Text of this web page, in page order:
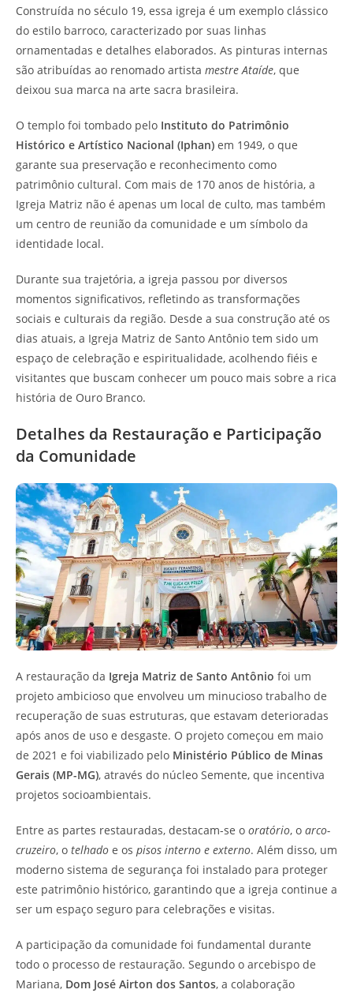
Construída no século 19, essa igreja é um exemplo clássico
do estilo barroco, caracterizado por suas linhas
ornamentadas e detalhes elaborados. As pinturas internas
são atribuídas ao renomado artista mestre Ataíde, que
deixou sua marca na arte sacra brasileira.
O templo foi tombado pelo Instituto do Patrimônio
Histórico e Artístico Nacional (Iphan) em 1949, o que
garante sua preservação e reconhecimento como
patrimônio cultural. Com mais de 170 anos de história, a
Igreja Matriz não é apenas um local de culto, mas também
um centro de reunião da comunidade e um símbolo da
identidade local.
Durante sua trajetória, a igreja passou por diversos
momentos significativos, refletindo as transformações
sociais e culturais da região. Desde a sua construção até os
dias atuais, a Igreja Matriz de Santo Antônio tem sido um
espaço de celebração e espiritualidade, acolhendo fiéis e
visitantes que buscam conhecer um pouco mais sobre a rica
história de Ouro Branco.
Detalhes da Restauração e Participação
da Comunidade
A restauração da Igreja Matriz de Santo Antônio foi um
projeto ambicioso que envolveu um minucioso trabalho de
recuperação de suas estruturas, que estavam deterioradas
após anos de uso e desgaste. O projeto começou em maio
de 2021 e foi viabilizado pelo Ministério Público de Minas
Gerais (MP-MG), através do núcleo Semente, que incentiva
projetos socioambientais.
Entre as partes restauradas, destacam-se o oratório, o arco-
cruzeiro, o telhado e os pisos interno e externo. Além disso, um
moderno sistema de segurança foi instalado para proteger
este patrimônio histórico, garantindo que a igreja continue a
ser um espaço seguro para celebrações e visitas.
A participação da comunidade foi fundamental durante
todo o processo de restauração. Segundo o arcebispo de
Mariana, Dom José Airton dos Santos, a colaboração